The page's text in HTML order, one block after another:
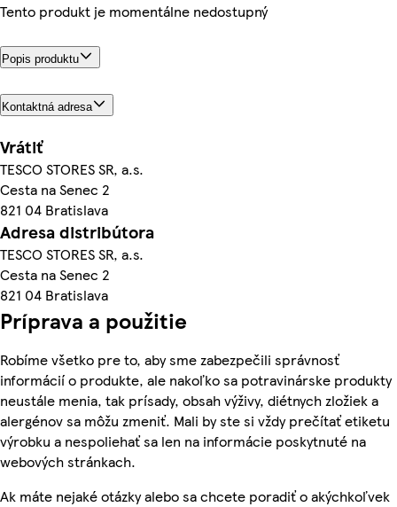
Tento produkt je momentálne nedostupný
Popis produktu
Kontaktná adresa
Vrátiť
TESCO STORES SR, a.s.
Cesta na Senec 2
821 04 Bratislava
Adresa distribútora
TESCO STORES SR, a.s.
Cesta na Senec 2
821 04 Bratislava
Príprava a použitie
Robíme všetko pre to, aby sme zabezpečili správnosť
informácií o produkte, ale nakoľko sa potravinárske produkty
neustále menia, tak prísady, obsah výživy, diétnych zložiek a
alergénov sa môžu zmeniť. Mali by ste si vždy prečítať etiketu
výrobku a nespoliehať sa len na informácie poskytnuté na
webových stránkach.
Ak máte nejaké otázky alebo sa chcete poradiť o akýchkoľvek